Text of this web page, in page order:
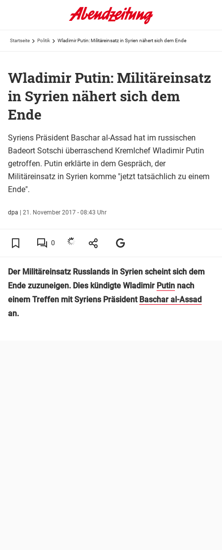
Startseite Politik Wladimir Putin: Militäreinsatz in Syrien nähert sich dem Ende
Wladimir Putin: Militäreinsatz
in Syrien nähert sich dem
Ende
Syriens Präsident Baschar al-Assad hat im russischen
Badeort Sotschi überraschend Kremlchef Wladimir Putin
getroffen. Putin erklärte in dem Gespräch, der
Militäreinsatz in Syrien komme "jetzt tatsächlich zu einem
Ende".
dpa | 21. November 2017 - 08:43 Uhr
0
Der Militäreinsatz Russlands in Syrien scheint sich dem
Ende zuzuneigen. Dies kündigte Wladimir Putin nach
einem Treffen mit Syriens Präsident Baschar al-Assad
an.